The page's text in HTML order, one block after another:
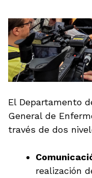
El Departamento
General de
través de dos
realización